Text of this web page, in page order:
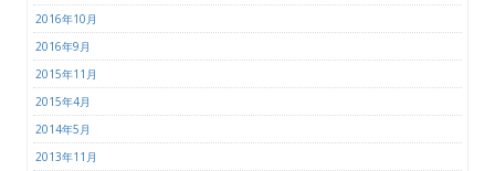
2016年10月
2016年9月
2015年11月
2015年4月
2014年5月
2013年11月